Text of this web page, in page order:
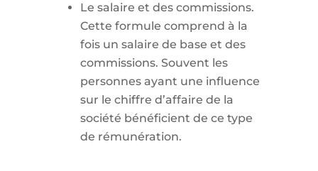
Le salaire et des commissions.
Cette formule comprend à la
fois un salaire de base et des
commissions. Souvent les
personnes ayant une influence
sur le chiffre d’affaire de la
société bénéficient de ce type
de rémunération.